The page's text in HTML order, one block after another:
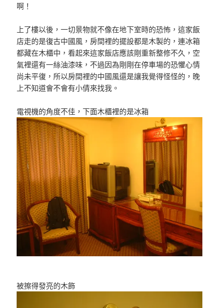
啊！
上了樓以後，一切景物就不像在地下室時的恐怖，這家飯
店走的是復古中國風，房間裡的擺設都是木製的，連冰箱
都藏在木櫃中，看起來這家飯店應該剛重新整修不久，空
氣裡還有一絲油漆味，不過因為剛剛在停車場的恐懼心情
尚未平復，所以房間裡的中國風還是讓我覺得怪怪的，晚
上不知道會不會有小倩來找我。
電視機的角度不佳，下面木櫃裡的是冰箱
被擦得發亮的木飾